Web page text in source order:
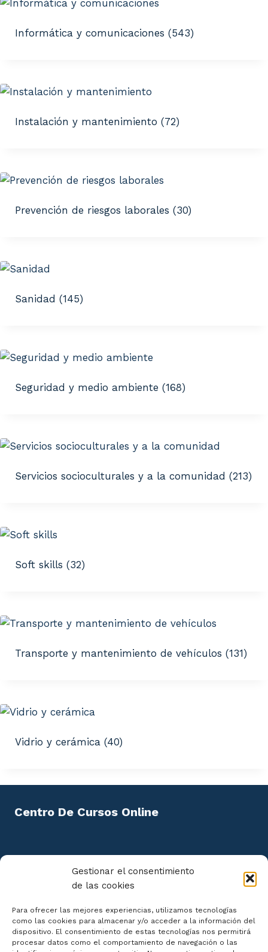
Gestionar el consentimiento
de las cookies
Para ofrecer las mejores experiencias, utilizamos tecnologías
como las cookies para almacenar y/o acceder a la información del
dispositivo. El consentimiento de estas tecnologías nos permitirá
procesar datos como el comportamiento de navegación o las
Informática y comunicaciones (543)
Instalación y mantenimiento (72)
Prevención de riesgos laborales (30)
Sanidad (145)
Seguridad y medio ambiente (168)
Servicios socioculturales y a la comunidad (213)
Soft skills (32)
Transporte y mantenimiento de vehículos (131)
Vidrio y cerámica (40)
Centro De Cursos Online
Política de privacidad
Aviso Legal
Política de cookies
Mapa del Sitio